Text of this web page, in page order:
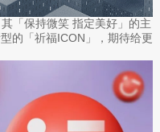
「保持微笑 指定美好」的主
的「祈福ICON」，期待给更